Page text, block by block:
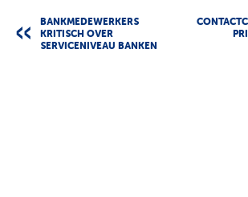
BANKMEDEWERKERS
KRITISCH OVER
SERVICENIVEAU BANKEN